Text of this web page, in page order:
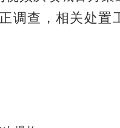
调查，相关处置